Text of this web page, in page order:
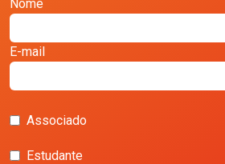
Nome
E-mail
Associado
Estudante